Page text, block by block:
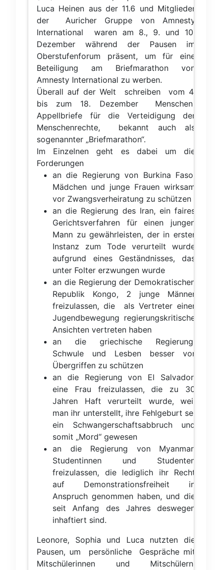
Luca Heinen aus der 11.6 und Mitglieder
der Auricher Gruppe von Amnesty
International waren am 8., 9. und 10.
Dezember während der Pausen im
Oberstufenforum präsent, um für eine
Beteiligung am Briefmarathon von
Amnesty International zu werben.
Überall auf der Welt schreiben vom 4.
bis zum 18. Dezember Menschen
Appellbriefe für die Verteidigung der
Menschenrechte, bekannt auch als
sogenannter „Briefmarathon“.
Im Einzelnen geht es dabei um die
Forderungen
an die Regierung von Burkina Faso,
Mädchen und junge Frauen wirksam
vor Zwangsverheiratung zu schützen
an die Regierung des Iran, ein faires
Gerichtsverfahren für einen jungen
Mann zu gewährleisten, der in erster
Instanz zum Tode verurteilt wurde
aufgrund eines Geständnisses, das
unter Folter erzwungen wurde
an die Regierung der Demokratischen
Republik Kongo, 2 junge Männer
freizulassen, die als Vertreter einer
Jugendbewegung regierungskritische
Ansichten vertreten haben
an die griechische Regierung,
Schwule und Lesben besser vor
Übergriffen zu schützen
an die Regierung von El Salvador,
eine Frau freizulassen, die zu 30
Jahren Haft verurteilt wurde, weil
man ihr unterstellt, ihre Fehlgeburt sei
ein Schwangerschaftsabbruch und
somit „Mord“ gewesen
an die Regierung von Myanmar,
Studentinnen und Studenten
freizulassen, die lediglich ihr Recht
auf Demonstrationsfreiheit in
Anspruch genommen haben, und die
seit Anfang des Jahres deswegen
inhaftiert sind.
Leonore, Sophia und Luca nutzten die
Pausen, um persönliche Gespräche mit
Mitschülerinnen und Mitschülern,